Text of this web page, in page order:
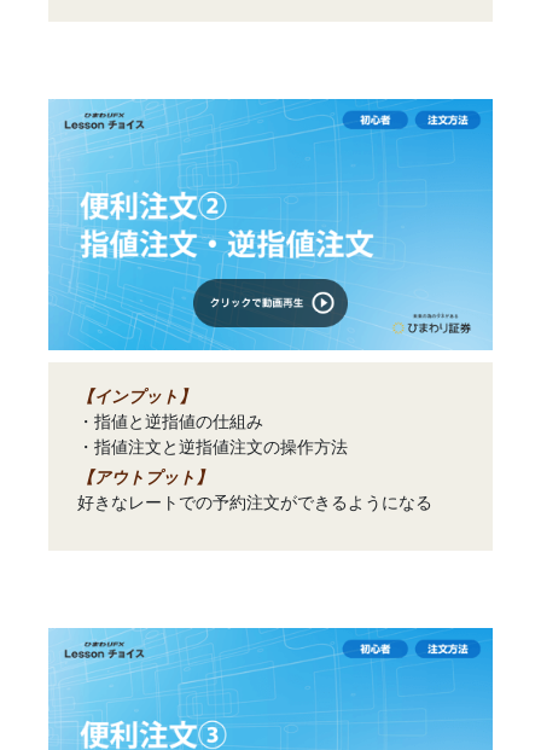
【インプット】
・指値と逆指値の仕組み
・指値注文と逆指値注文の操作方法
【アウトプット】
好きなレートでの予約注文ができるようになる